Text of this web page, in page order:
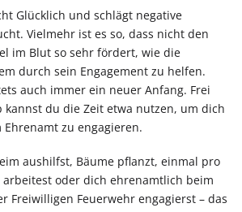
Glücklich und schlägt negative
Vielmehr ist es so, dass nicht den
im Blut so sehr fördert, wie die
durch sein Engagement zu helfen.
auch immer ein neuer Anfang. Frei
kannst du die Zeit etwa nutzen, um dich
zu engagieren.
aushilfst, Bäume pflanzt, einmal pro
arbeitest oder dich ehrenamtlich beim
Freiwilligen Feuerwehr engagierst – das